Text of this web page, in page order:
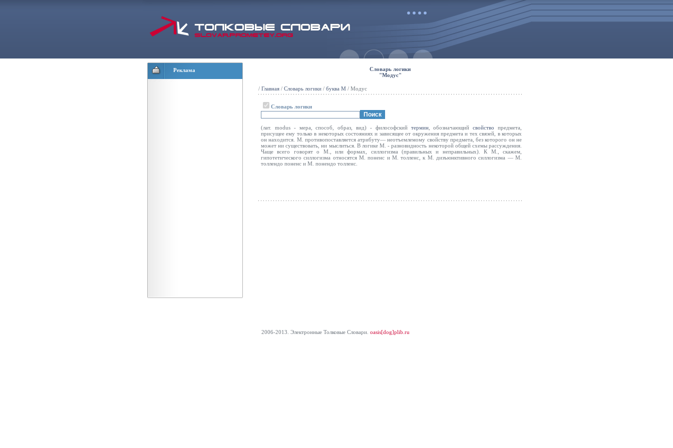
Реклама
Словарь логики
"Модус"
/ Главная / Словарь логики / буква М / Модус
Словарь логики
(лат. modus - мера, способ, образ, вид) - философский термин, обозначающийсвойство предмета,
присущее ему только в некоторых состояниях и зависящее от окружения предмета и тех связей, в которых
он находится. М. противопоставляется атрибу­ту— неотъемлемому свойству предмета, без которого он не
может ни существовать, ни мыслиться. В логике М. - разновидность некоторой общей схемы рассуж­дения.
Чаще всего говорят о М., или формах, силлогизма (пра­вильных и неправильных). К М., скажем,
гипотетического силло­гизма относятся М. поненс и М. толленс, к М. дизъюнктивного сил­логизма — М.
толлендо поненс и М. понендо толленс.
2006-2013. Электронные Толковые Cловари. oasis[dog]plib.ru